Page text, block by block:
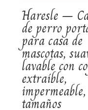
Haresle –
de perro
para casa de
mascotas,
lavable con
extraíble,
tamaños